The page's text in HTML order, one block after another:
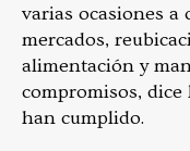
varias ocasiones a
mercados,
alimentación y
compromisos,
han cumplido.